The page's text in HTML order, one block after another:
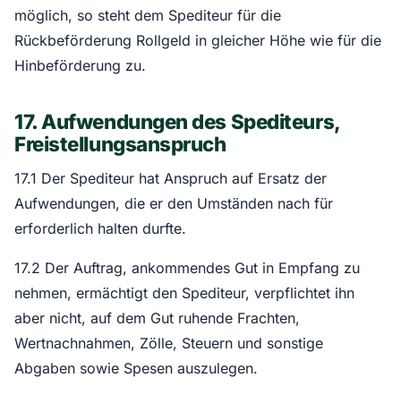
möglich, so steht dem Spediteur für die
Rückbeförderung Rollgeld in gleicher Höhe wie für die
Hinbeförderung zu.
17. Aufwendungen des Spediteurs,
Freistellungsanspruch
17.1 Der Spediteur hat Anspruch auf Ersatz der
Aufwendungen, die er den Umständen nach für
erforderlich halten durfte.
17.2 Der Auftrag, ankommendes Gut in Empfang zu
nehmen, ermächtigt den Spediteur, verpflichtet ihn
aber nicht, auf dem Gut ruhende Frachten,
Wertnachnahmen, Zölle, Steuern und sonstige
Abgaben sowie Spesen auszulegen.